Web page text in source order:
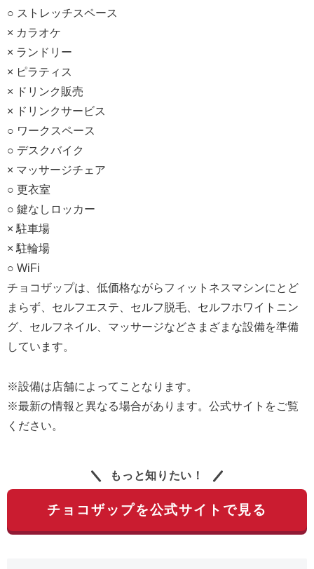
○ ストレッチスペース
× カラオケ
× ランドリー
× ピラティス
× ドリンク販売
× ドリンクサービス
○ ワークスペース
○ デスクバイク
× マッサージチェア
○ 更衣室
○ 鍵なしロッカー
× 駐車場
× 駐輪場
○ WiFi
チョコザップは、低価格ながらフィットネスマシンにとど
まらず、セルフエステ、セルフ脱毛、セルフホワイトニン
グ、セルフネイル、マッサージなどさまざまな設備を準備
しています。
※設備は店舗によってことなります。
※最新の情報と異なる場合があります。公式サイトをご覧
ください。
もっと知りたい！
チョコザップを公式サイトで見る